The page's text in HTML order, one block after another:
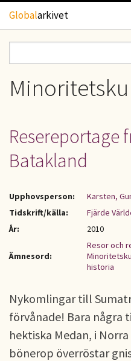
Hoppa till huvudinnehåll
Globalarkivet
TIDSKRIFTER
UPPHOVSRÄTT
KONTAKT
Resereportage
Batakland
Upphovsperson:
Karsten,
Tidskrift/källa:
Fjärde
År:
2010
Ämnesord:
Resor och
historia
Nykomlingar till
förvånade! Bara några
hektiska Medan, i
bönerop överröstar